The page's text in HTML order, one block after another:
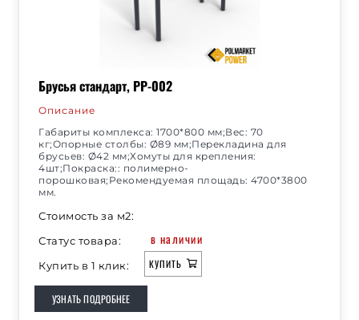
Брусья стандарт, РР-002
Описание
Габариты комплекса: 1700*800 мм;Вес: 70
кг;Опорные столбы: Ø89 мм;Перекладина для
брусьев: Ø42 мм;Хомуты для крепления:
4шт;Покраска:: полимерно-
порошковая;Рекомендуемая площадь: 4700*3800
мм.
Стоимость за м2:
Статус товара:
в наличии
Купить в 1 клик: КУПИТЬ
УЗНАТЬ ПОДРОБНЕЕ